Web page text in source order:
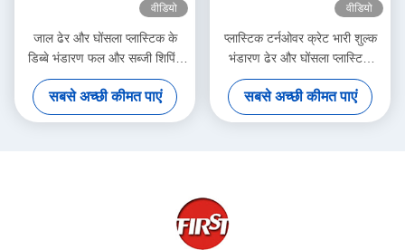
वीडियो
जाल ढेर और घोंसला प्लास्टिक के
डिब्बे भंडारण फल और सब्जी शिपिंग
डिब्बे
सबसे अच्छी कीमत पाएं
वीडियो
प्लास्टिक टर्नओवर क्रेट भारी शुल्क
भंडारण ढेर और घोंसला प्लास्टिक
क्रेट गोदाम
सबसे अच्छी कीमत पाएं